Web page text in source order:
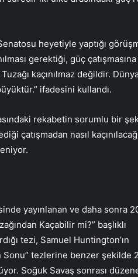
heyetiyle yaptığı
gerektiği, güç
kaçınılmaz değildir.
ifadesini kullandı.
rekabetin sorumlu bir
çatışmadan nasıl
yayınlanan ve daha sonra
Kaçabilir mi?” başlıklı
tezi, Samuel Huntington’ın
Sonu” tezlerine benzer şekilde
Soğuk Savaş sonrası